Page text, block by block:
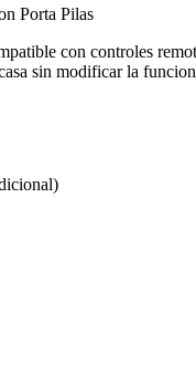
Porta Pilas
con controles
sin modificar la